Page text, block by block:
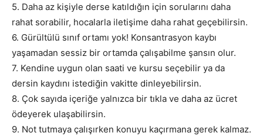
5. Daha az kişiyle derse katıldığın için sorularını daha
rahat sorabilir, hocalarla iletişime daha rahat geçebilirsin.
6. Gürültülü sınıf ortamı yok! Konsantrasyon kaybı
yaşamadan sessiz bir ortamda çalışabilme şansın olur.
7. Kendine uygun olan saati ve kursu seçebilir ya da
dersin kaydını istediğin vakitte dinleyebilirsin.
8. Çok sayıda içeriğe yalnızca bir tıkla ve daha az ücret
ödeyerek ulaşabilirsin.
9. Not tutmaya çalışırken konuyu kaçırmana gerek kalmaz.